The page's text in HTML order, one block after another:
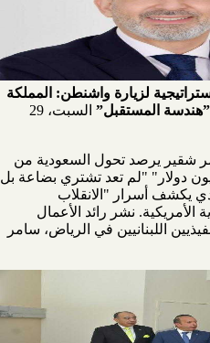
لزيارة واشنطن: المملكة
المستقبل”
السبت، 29
يرصد تحول السعودية من
دولار" "لم تعد تشتري بضاعة بل
يكشف أسرار "الانقلاب
الأمريكية. نشر رائد الأعمال
اللبنانيين في الرياض، سامر